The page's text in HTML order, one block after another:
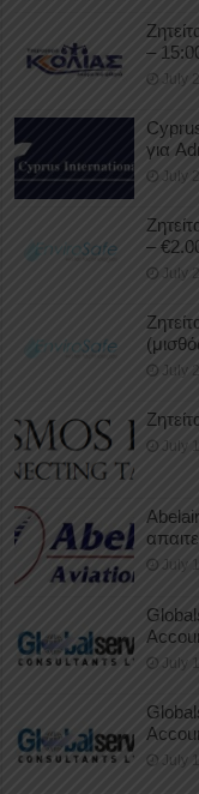
–
July
για
July
–
July
July
July
July
July
July